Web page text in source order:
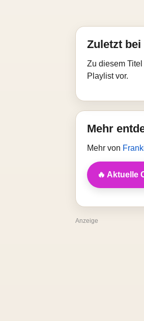
Zuletzt
Zu diesem
Playlist vor.
Mehr
Mehr von
🔥 Aktuelle
Anzeige